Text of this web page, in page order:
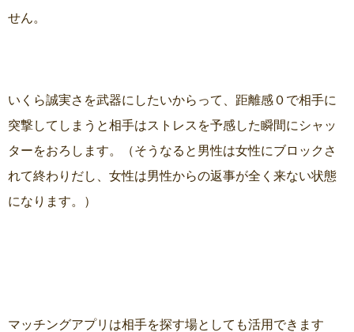
せん。
いくら誠実さを武器にしたいからって、距離感０で相手に
突撃してしまうと相手はストレスを予感した瞬間にシャッ
ターをおろします。（そうなると男性は女性にブロックさ
れて終わりだし、女性は男性からの返事が全く来ない状態
になります。）
マッチングアプリは相手を探す場としても活用できます